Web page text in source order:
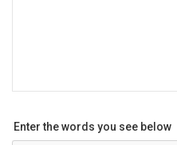
Enter the words you see below